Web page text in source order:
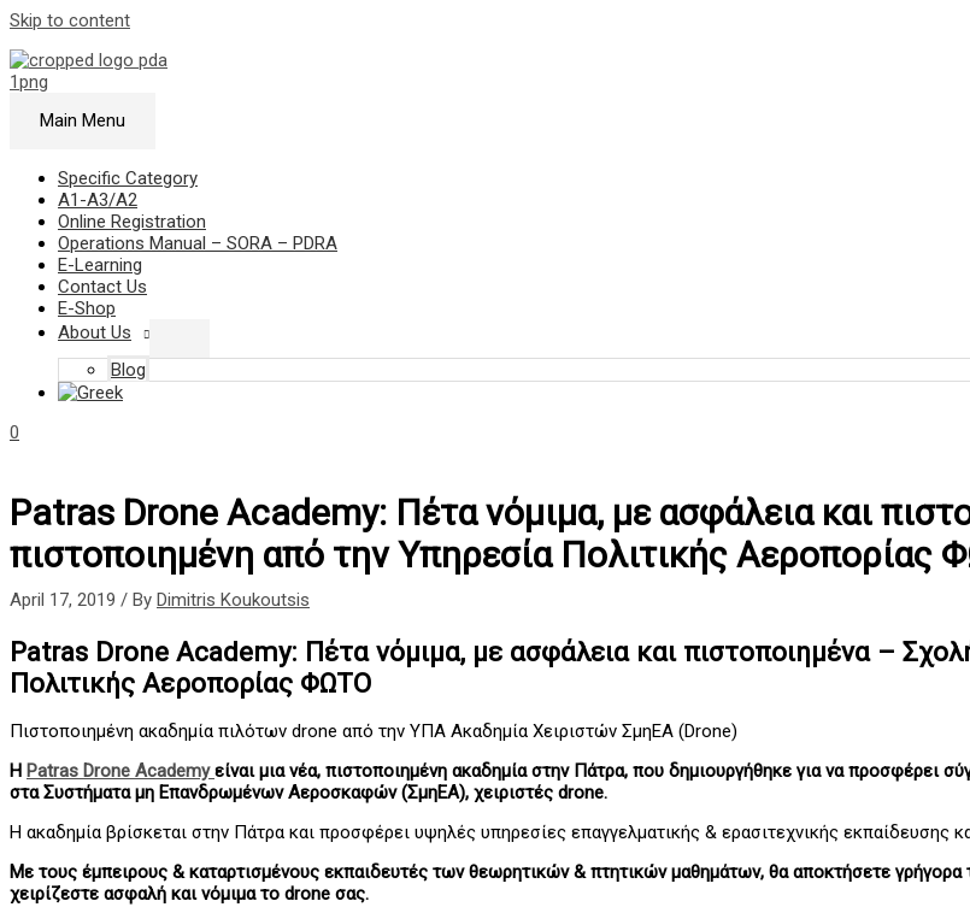
Skip to content
Main Menu
Specific Category
Α1-Α3/Α2
Online Registration
Operations Manual – SORA – PDRA
E-Learning
Contact Us
E-Shop
About Us
Blog
0
Patras Drone Academy: Πέτα νόμιμα, με ασφάλεια και
πιστοποιημένη από την Υπηρεσία Πολιτικής Αεροπορίας
April 17, 2019 / By Dimitris Koukoutsis
Patras Drone Academy: Πέτα νόμιμα, με ασφάλεια και πιστοποιημένα –
Πολιτικής Αεροπορίας ΦΩΤΟ
Πιστοποιημένη ακαδημία πιλότων drone από την ΥΠΑ Ακαδημία Χειριστών ΣμηΕΑ (Drone)
H Patras Drone Academyείναι μια νέα, πιστοποιημένη ακαδημία στην Πάτρα, που δημιουργήθηκε για να προσφέρει
στα Συστήματα μη Επανδρωμένων Αεροσκαφών (ΣμηΕΑ), χειριστές drone.
Η ακαδημία βρίσκεται στην Πάτρα και προσφέρει υψηλές υπηρεσίες επαγγελματικής & ερασιτεχνικής εκπαίδευσης
Με τους έμπειρους & καταρτισμένους εκπαιδευτές των θεωρητικών & πτητικών μαθημάτων, θα αποκτήσετε γρήγορα
χειρίζεστε ασφαλή και νόμιμα το drone σας.